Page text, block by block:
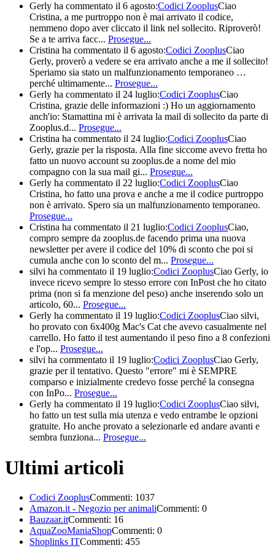
Gerly ha commentato il 6 agosto:Codici ZooplusCiao
Cristina, a me purtroppo non è mai arrivato il codice,
nemmeno dopo aver cliccato il link nel sollecito. Riproverò!
Se a te arriva facc... Prosegue...
Cristina ha commentato il 6 agosto:Codici ZooplusCiao
Gerly, proverò a vedere se era arrivato anche a me il sollecito!
Speriamo sia stato un malfunzionamento temporaneo …
perché ultimamente... Prosegue...
Gerly ha commentato il 24 luglio:Codici ZooplusCiao
Cristina, grazie delle informazioni :) Ho un aggiornamento
anch'io: Stamattina mi è arrivata la mail di sollecito da parte di
Zooplus.d... Prosegue...
Cristina ha commentato il 24 luglio:Codici ZooplusCiao
Gerly, grazie per la risposta. Alla fine siccome avevo fretta ho
fatto un nuovo account su zooplus.de a nome del mio
compagno con la sua mail gi... Prosegue...
Gerly ha commentato il 22 luglio:Codici ZooplusCiao
Cristina, ho fatto una prova e anche a me il codice purtroppo
non è arrivato. Spero sia un malfunzionamento temporaneo.
Prosegue...
Cristina ha commentato il 21 luglio:Codici ZooplusCiao,
compro sempre da zooplus.de facendo prima una nuova
newsletter per avere il codice del 10% di sconto che poi si
cumula anche con lo sconto del m... Prosegue...
silvi ha commentato il 19 luglio:Codici ZooplusCiao Gerly, io
invece ricevo sempre lo stesso errore con InPost che ho citato
prima (non si fa menzione del peso) anche inserendo solo un
articolo, 60... Prosegue...
Gerly ha commentato il 19 luglio:Codici ZooplusCiao silvi,
ho provato con 6x400g Mac's Cat che avevo casualmente nel
carrello. Ho fatto il test aumentando il peso fino a 8 confezioni
e l'op... Prosegue...
silvi ha commentato il 19 luglio:Codici ZooplusCiao Gerly,
grazie per il tentativo. Questo "errore" mi è SEMPRE
comparso e inizialmente credevo fosse perché la consegna
con InPo... Prosegue...
Gerly ha commentato il 19 luglio:Codici ZooplusCiao silvi,
ho fatto un test sulla mia utenza e vedo entrambe le opzioni
gratuite. Ho anche provato a selezionarle ed andare avanti e
sembra funziona... Prosegue...
Ultimi articoli
Codici ZooplusCommenti: 1037
Amazon.it - Negozio per animaliCommenti: 0
Bauzaar.itCommenti: 16
AquaZooManiaShopCommenti: 0
Shoplinks ITCommenti: 455